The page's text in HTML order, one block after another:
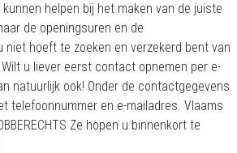
helpen bij het maken van de juiste
de openingsuren en de
niet hoeft te zoeken en verzekerd bent van
u liever eerst contact opnemen per e-
natuurlijk ook! Onder de contactgegevens
telefoonnummer en e-mailadres. Vlaams
Ze hopen u binnenkort te